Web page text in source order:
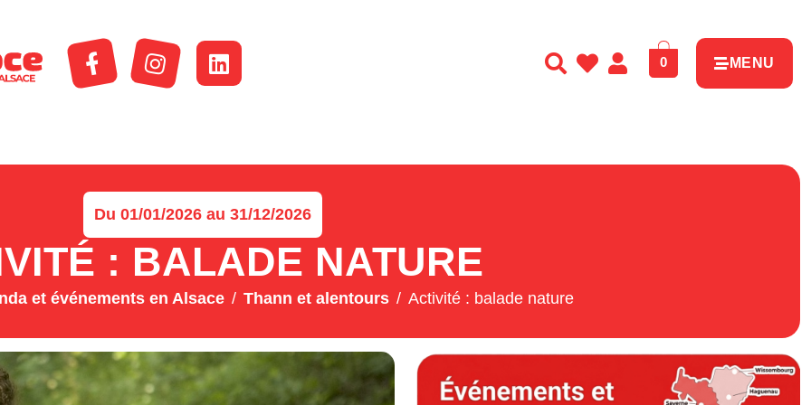
0 MENU
Du 01/01/2026 au 31/12/2026
: BALADE NATURE
et événements en Alsace Thann et alentours Activité : balade nature